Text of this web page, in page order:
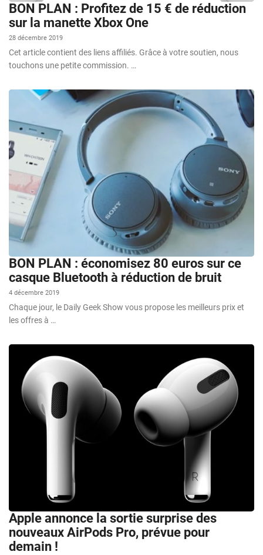
BON PLAN : Profitez de 15 € de réduction
sur la manette Xbox One
28 décembre 2019
Cet article contient des liens affiliés. Grâce à votre soutien, nous
touchons une petite commission. …
BON PLAN : économisez 80 euros sur ce
casque Bluetooth à réduction de bruit
4 décembre 2019
Chaque jour, le Daily Geek Show vous propose les meilleurs prix et
les offres à …
Apple annonce la sortie surprise des
nouveaux AirPods Pro, prévue pour
demain !